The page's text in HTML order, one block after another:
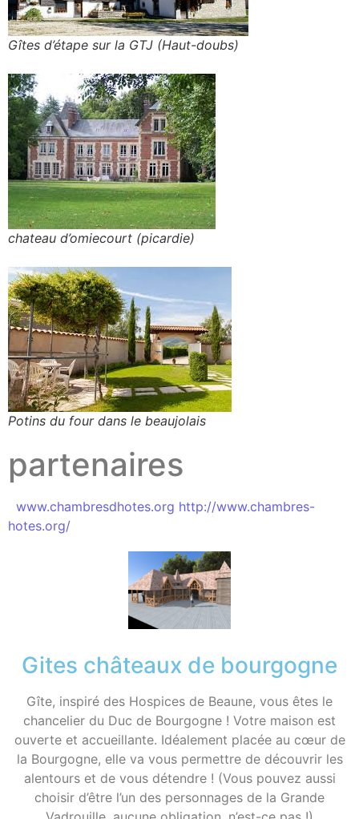
Gîtes d’étape sur la GTJ (Haut-doubs)
chateau d’omiecourt (picardie)
Potins du four dans le beaujolais
partenaires
www.chambresdhotes.org http://www.chambres-
hotes.org/
Gites châteaux de bourgogne
Gîte, inspiré des Hospices de Beaune, vous êtes le
chancelier du Duc de Bourgogne ! Votre maison est
ouverte et accueillante. Idéalement placée au cœur de
la Bourgogne, elle va vous permettre de découvrir les
alentours et de vous détendre ! (Vous pouvez aussi
choisir d’être l’un des personnages de la Grande